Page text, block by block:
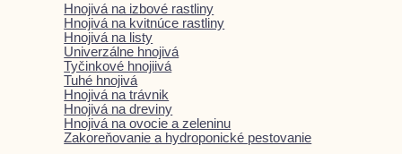
Hnojivá na izbové rastliny
Hnojivá na kvitnúce rastliny
Hnojivá na listy
Univerzálne hnojivá
Tyčinkové hnojiivá
Tuhé hnojivá
Hnojivá na trávnik
Hnojivá na dreviny
Hnojivá na ovocie a zeleninu
Zakoreňovanie a hydroponické pestovanie